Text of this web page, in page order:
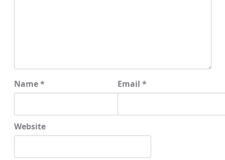
Name* Email *
Website